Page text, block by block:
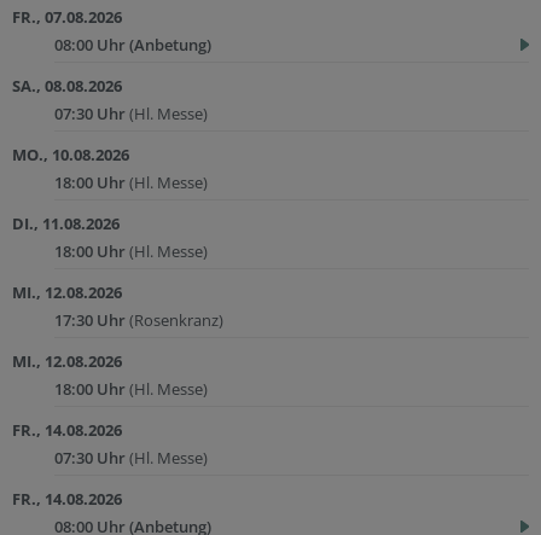
FR., 07.08.2026
08:00 Uhr(Anbetung)
SA., 08.08.2026
07:30 Uhr(Hl. Messe)
MO., 10.08.2026
18:00 Uhr(Hl. Messe)
DI., 11.08.2026
18:00 Uhr(Hl. Messe)
MI., 12.08.2026
17:30 Uhr(Rosenkranz)
MI., 12.08.2026
18:00 Uhr(Hl. Messe)
FR., 14.08.2026
07:30 Uhr(Hl. Messe)
FR., 14.08.2026
08:00 Uhr(Anbetung)